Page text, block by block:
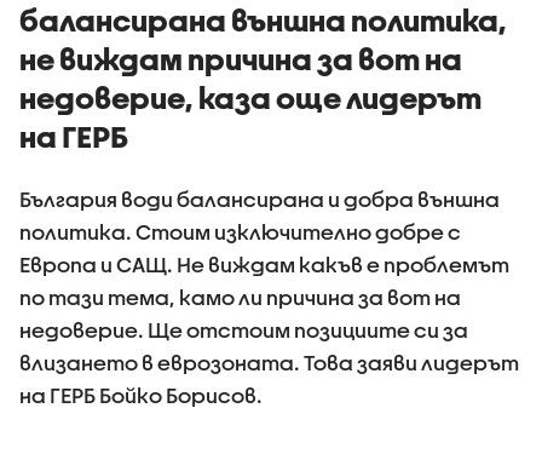
балансирана външна политика,
не виждам причина за вот на
недоверие, каза още лидерът
на ГЕРБ
България води балансирана и добра външна
политика. Стоим изключително добре с
Европа и САЩ. Не виждам какъв е проблемът
по тази тема, камо ли причина за вот на
недоверие. Ще отстоим позициите си за
влизането в еврозоната. Това заяви лидерът
на ГЕРБ Бойко Борисов.